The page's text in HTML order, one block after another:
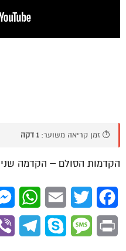
⏱️ זמן קריאה משוער: 1 דקה
הקדמות הסולם – הקדמה
Facebook
Twitter
Email
Print
Message
Skype